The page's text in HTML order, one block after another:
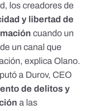
los creadores de
y libertad de
cuando un
un canal que
explica Olano.
a Durov, CEO
de delitos y
a las